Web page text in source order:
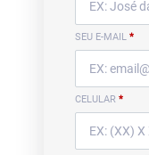
SEU E-MAIL *
CELULAR *